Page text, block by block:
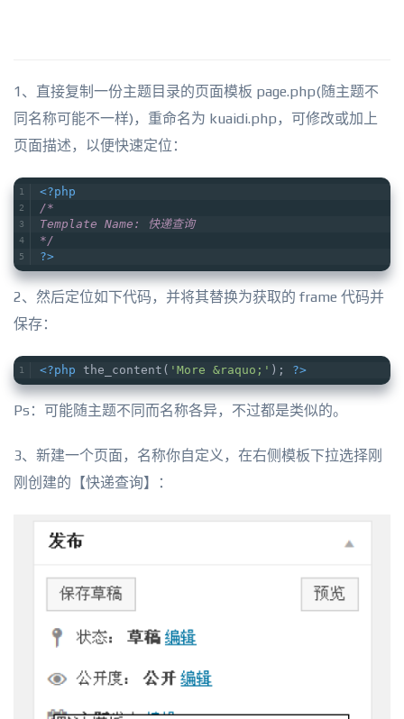
1、直接复制一份主题目录的页面模板 page.php(随主题不
同名称可能不一样)，重命名为 kuaidi.php，可修改或加上
页面描述，以便快速定位：
<?php
/*
Template Name: 快递查询
*/
?>
2、然后定位如下代码，并将其替换为获取的 frame 代码并
保存：
<?php the_content( 'More &raquo;' ); ?>
Ps：可能随主题不同而名称各异，不过都是类似的。
3、新建一个页面，名称你自定义，在右侧模板下拉选择刚
刚创建的【快递查询】：